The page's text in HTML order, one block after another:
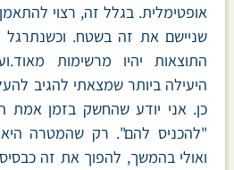
אופטימלית. בגלל זה, רצוי
שניישם את זה בשטח.
התוצאות יהיו מרשימות
היעילה ביותר שמצאתי להגיב
כן. אני יודע שהחשק בזמן אמת
"להכניס להם". רק שהמטרה היא
ואולי בהמשך, להפוך את זה